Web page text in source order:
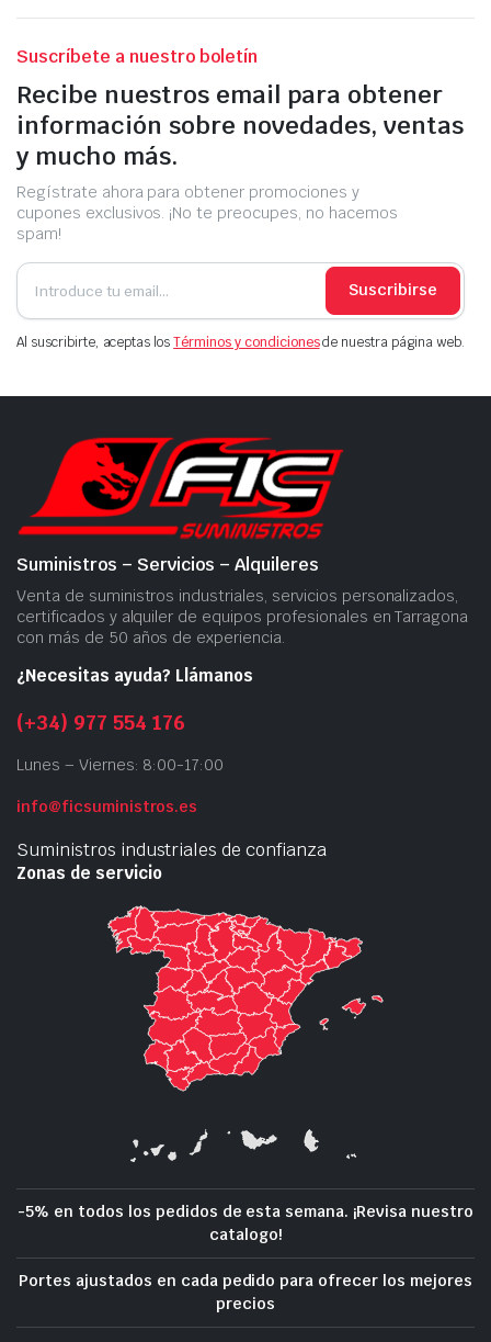
Suscríbete a nuestro boletín
Recibe nuestros email para obtener
información sobre novedades, ventas
y mucho más.
Regístrate ahora para obtener promociones y
cupones exclusivos. ¡No te preocupes, no hacemos
spam!
Suscribirse
Al suscribirte, aceptas losTérminos y condicionesde nuestra página web.
Suministros – Servicios – Alquileres
Venta de suministros industriales, servicios personalizados,
certificados y alquiler de equipos profesionales en Tarragona
con más de 50 años de experiencia.
¿Necesitas ayuda? Llámanos
(+34) 977 554 176
Lunes – Viernes: 8:00-17:00
info@ficsuministros.es
Suministros industriales de confianza
Zonas de servicio
-5% en todos los pedidos de esta semana. ¡Revisa nuestro
catalogo!
Portes ajustados en cada pedido para ofrecer los mejores
precios